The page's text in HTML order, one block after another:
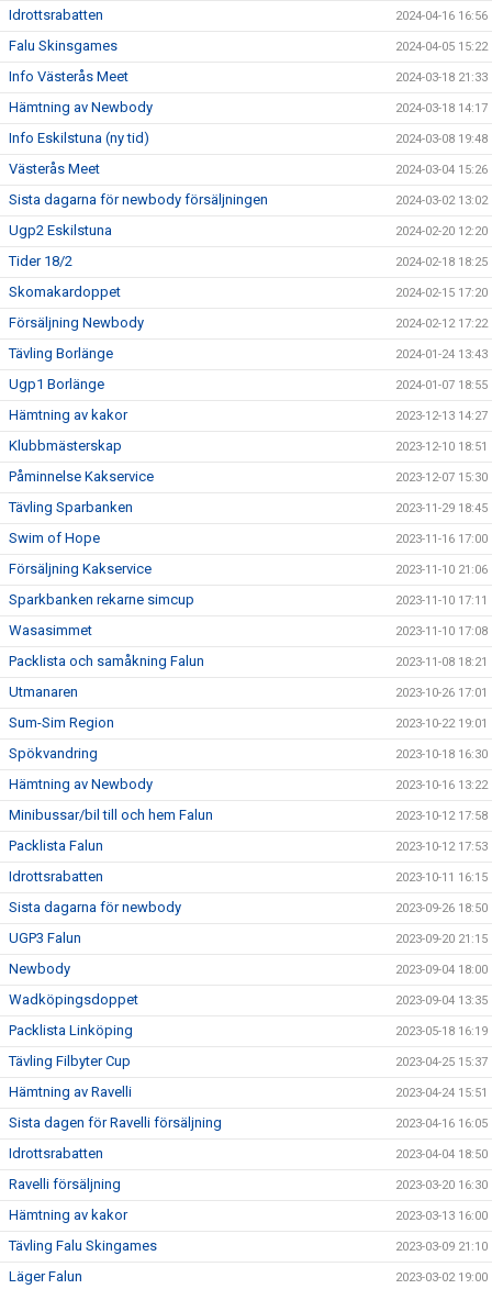
Idrottsrabatten 2024-04-16 16:56
Falu Skinsgames 2024-04-05 15:22
Info Västerås Meet 2024-03-18 21:33
Hämtning av Newbody 2024-03-18 14:17
Info Eskilstuna (ny tid) 2024-03-08 19:48
Västerås Meet 2024-03-04 15:26
Sista dagarna för newbody försäljningen 2024-03-02 13:02
Ugp2 Eskilstuna 2024-02-20 12:20
Tider 18/2 2024-02-18 18:25
Skomakardoppet 2024-02-15 17:20
Försäljning Newbody 2024-02-12 17:22
Tävling Borlänge 2024-01-24 13:43
Ugp1 Borlänge 2024-01-07 18:55
Hämtning av kakor 2023-12-13 14:27
Klubbmästerskap 2023-12-10 18:51
Påminnelse Kakservice 2023-12-07 15:30
Tävling Sparbanken 2023-11-29 18:45
Swim of Hope 2023-11-16 17:00
Försäljning Kakservice 2023-11-10 21:06
Sparkbanken rekarne simcup 2023-11-10 17:11
Wasasimmet 2023-11-10 17:08
Packlista och samåkning Falun 2023-11-08 18:21
Utmanaren 2023-10-26 17:01
Sum-Sim Region 2023-10-22 19:01
Spökvandring 2023-10-18 16:30
Hämtning av Newbody 2023-10-16 13:22
Minibussar/bil till och hem Falun 2023-10-12 17:58
Packlista Falun 2023-10-12 17:53
Idrottsrabatten 2023-10-11 16:15
Sista dagarna för newbody 2023-09-26 18:50
UGP3 Falun 2023-09-20 21:15
Newbody 2023-09-04 18:00
Wadköpingsdoppet 2023-09-04 13:35
Packlista Linköping 2023-05-18 16:19
Tävling Filbyter Cup 2023-04-25 15:37
Hämtning av Ravelli 2023-04-24 15:51
Sista dagen för Ravelli försäljning 2023-04-16 16:05
Idrottsrabatten 2023-04-04 18:50
Ravelli försäljning 2023-03-20 16:30
Hämtning av kakor 2023-03-13 16:00
Tävling Falu Skingames 2023-03-09 21:10
Läger Falun 2023-03-02 19:00